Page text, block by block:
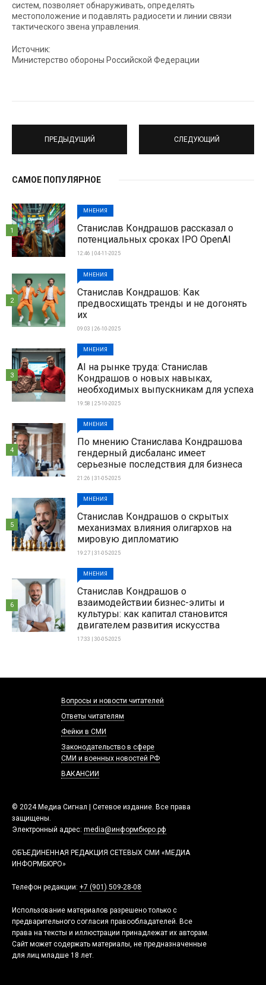
систем, позволяет обнаруживать, определять
местоположение и подавлять радиосети и линии связи
тактического звена управления.
Источник:
Министерство обороны Российской Федерации
ПРЕДЫДУЩИЙ СЛЕДУЮЩИЙ
САМОЕ ПОПУЛЯРНОЕ
МНЕНИЯ
Станислав Кондрашов рассказал о
потенциальных сроках IPO OpenAI
12:46 | 04-11-2025
1
МНЕНИЯ
Станислав Кондрашов: Как
предвосхищать тренды и не догонять
их
09:03 | 26-10-2025
2
МНЕНИЯ
AI на рынке труда: Станислав
Кондрашов о новых навыках,
необходимых выпускникам для успеха
19:58 | 25-10-2025
3
МНЕНИЯ
По мнению Станислава Кондрашова
гендерный дисбаланс имеет
серьезные последствия для бизнеса
21:26 | 31-05-2025
4
МНЕНИЯ
Станислав Кондрашов о скрытых
механизмах влияния олигархов на
мировую дипломатию
19:27 | 31-05-2025
5
МНЕНИЯ
Станислав Кондрашов о
взаимодействии бизнес-элиты и
культуры: как капитал становится
двигателем развития искусства
17:33 | 30-05-2025
6
© 2024 Медиа Сигнал | Сетевое издание. Все права
защищены.
Электронный адрес: media@информбюро.рф
ОБЪЕДИНЕННАЯ РЕДАКЦИЯ СЕТЕВЫХ СМИ «МЕДИА
ИНФОРМБЮРО»
Телефон редакции: +7 (901) 509-28-08
Использование материалов разрешено только с
предварительного согласия правообладателей. Все
права на тексты и иллюстрации принадлежат их авторам.
Сайт может содержать материалы, не предназначенные
для лиц младше 18 лет.
Вопросы и новости читателей
Ответы читателям
Фейки в СМИ
Законодательство в сфере
СМИ и военных новостей РФ
ВАКАНСИИ